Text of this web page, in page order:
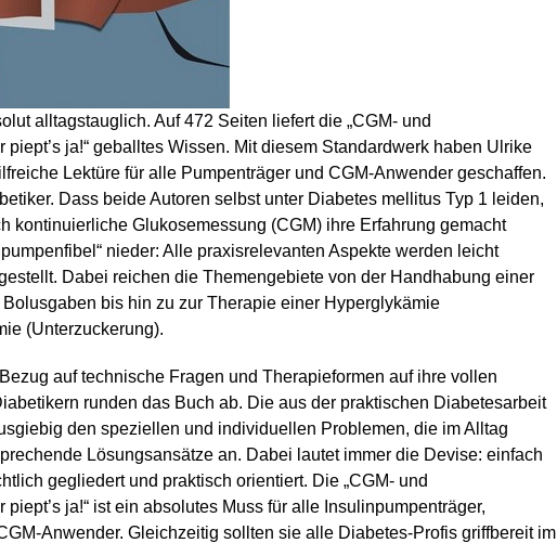
alltagstauglich. Auf 472 Seiten liefert die „CGM- und
piept’s ja!“ geballtes Wissen. Mit diesem Standardwerk haben Ulrike
Lektüre für alle Pumpenträger und CGM-Anwender geschaffen.
Dass beide Autoren selbst unter Diabetes mellitus Typ 1 leiden,
kontinuierliche Glukosemessung (CGM) ihre Erfahrung gemacht
nieder: Alle praxisrelevanten Aspekte werden leicht
Dabei reichen die Themengebiete von der Handhabung einer
bis hin zu zur Therapie einer Hyperglykämie
(Unterzuckerung).
auf technische Fragen und Therapieformen auf ihre vollen
runden das Buch ab. Die aus der praktischen Diabetesarbeit
den speziellen und individuellen Problemen, die im Alltag
Lösungsansätze an. Dabei lautet immer die Devise: einfach
gegliedert und praktisch orientiert. Die „CGM- und
ja!“ ist ein absolutes Muss für alle Insulinpumpenträger,
Anwender. Gleichzeitig sollten sie alle Diabetes-Profis griffbereit im